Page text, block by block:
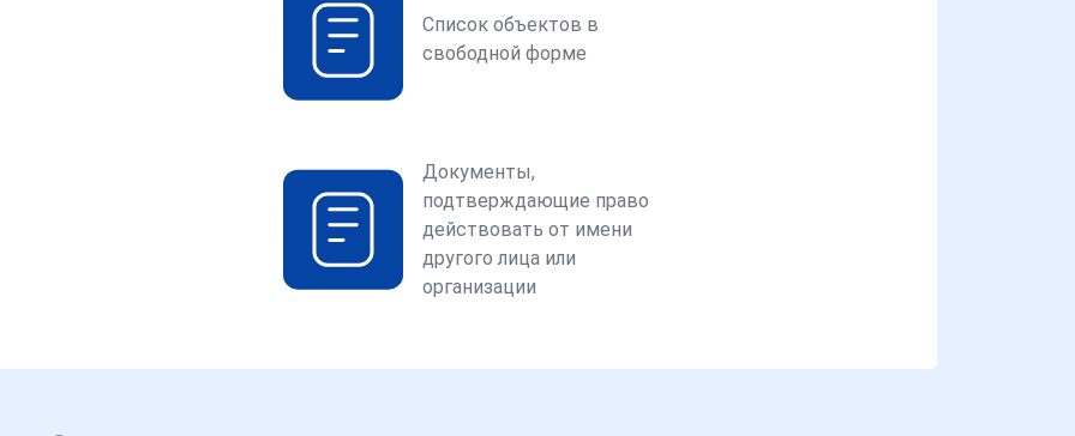
Список объектов в
свободной форме
Документы,
подтверждающие право
действовать от имени
другого лица или
организации